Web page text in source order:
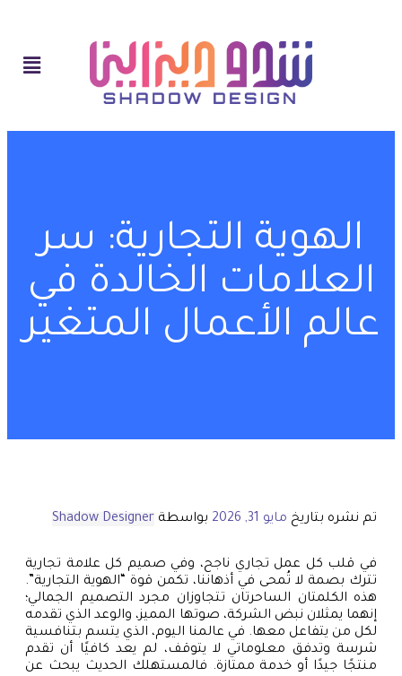
الهوية التجارية: سر
العلامات الخالدة في
عالم الأعمال المتغير
تم نشره بتاريخ مايو 31, 2026 بواسطة Shadow Designer
في قلب كل عمل تجاري ناجح، وفي صميم كل علامة تجارية
تترك بصمة لا تُمحى في أذهاننا، تكمن قوة “الهوية التجارية”.
هذه الكلمتان الساحرتان تتجاوزان مجرد التصميم الجمالي؛
إنهما يمثلان نبض الشركة، صوتها المميز، والوعد الذي تقدمه
لكل من يتفاعل معها. في عالمنا اليوم، الذي يتسم بتنافسية
شرسة وتدفق معلوماتي لا يتوقف، لم يعد كافيًا أن تقدم
منتجًا جيدًا أو خدمة ممتازة. فالمستهلك الحديث يبحث عن